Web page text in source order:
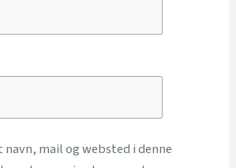
navn, mail og websted i denne